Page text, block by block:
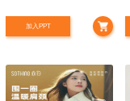
加入PPT